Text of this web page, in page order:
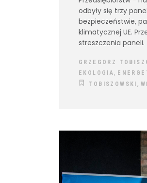
odbyły się trzy
bezpieczeństwie,
klimatycznej UE.
streszczenia paneli.
GRZEGORZ
EKOLOGIA ,
TOBISZOWSKI ,